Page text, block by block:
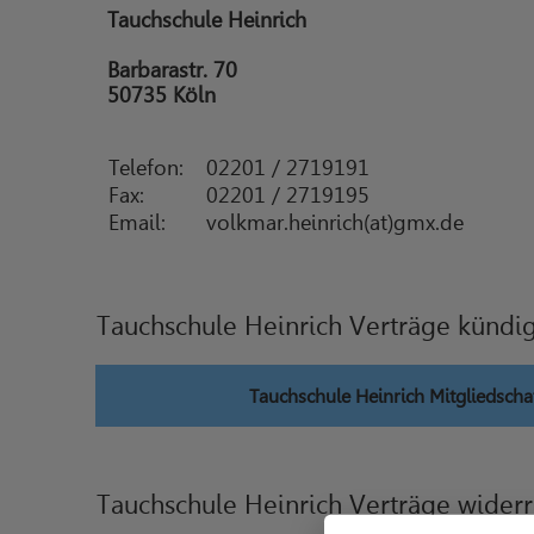
Tauchschule Heinrich
Barbarastr. 70
50735 Köln
Telefon:
02201 / 2719191
Fax:
02201 / 2719195
Email:
volkmar.heinrich(at)gmx.de
Tauchschule Heinrich Verträge
Tauchschule Heinrich
Tauchschule Heinrich Verträge